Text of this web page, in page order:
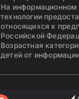
На информационном
технологии
относящихся к
Российской
Возрастная
детей от